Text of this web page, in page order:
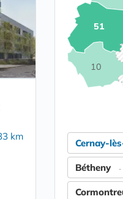
km
10
51
Cernay-
Bétheny -